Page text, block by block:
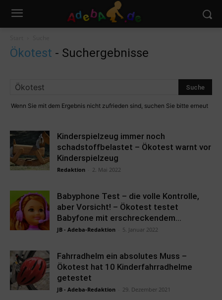
Ökotest - Suchergebnisse
Wenn Sie mit dem Ergebnis nicht zufrieden sind, suchen Sie bitte erneut
Kinderspielzeug immer noch
schadstoffbelastet – Ökotest warnt vor
Kinderspielzeug
Redaktion 2. Mai 2022
Babyphone Test – die volle Kontrolle,
aber Vorsicht! – Ökotest testet
Babyfone mit erschreckendem...
JB - Adeba-Redaktion 5. Januar 2022
Fahrradhelm ein absolutes Muss –
Ökotest hat 10 Kinderfahrradhelme
getestet
JB - Adeba-Redaktion 29. Dezember 2021